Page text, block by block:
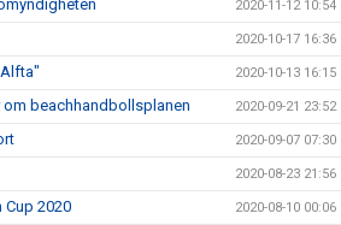
2020-11-12 10:54
2020-10-17 16:36
2020-10-13 16:15
om beachhandbollsplanen 2020-09-21 23:52
2020-09-07 07:30
2020-08-23 21:56
2020 2020-08-10 00:06